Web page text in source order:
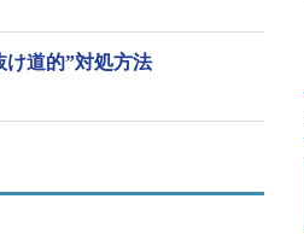
分かりやすいかもしれませ
2012 R2のSconfigツール
け道的”対処方法